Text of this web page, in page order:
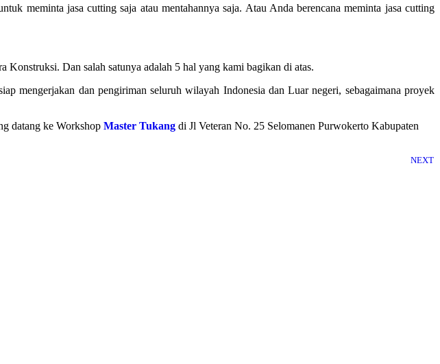
meminta jasa cutting saja atau mentahannya saja. Atau Anda berencana meminta jasa cutting
Konstruksi. Dan salah satunya adalah 5 hal yang kami bagikan di atas.
mengerjakan dan pengiriman seluruh wilayah Indonesia dan Luar negeri, sebagaimana proyek
datang ke Workshop Master Tukang di Jl Veteran No. 25 Selomanen Purwokerto Kabupaten
NEXT